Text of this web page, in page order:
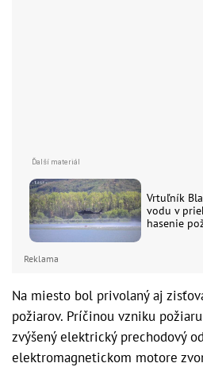
Vrtuľník
vodu v
hasenie
Reklama
Na miesto bol privolaný aj
požiarov. Príčinou vzniku
zvýšený elektrický prechodový
elektromagnetickom motore